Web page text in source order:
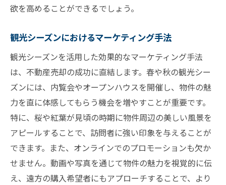
欲を高めることができるでしょう。
観光シーズンにおけるマーケティング手法
観光シーズンを活用した効果的なマーケティング手法
は、不動産売却の成功に直結します。春や秋の観光シー
ズンには、内覧会やオープンハウスを開催し、物件の魅
力を直に体感してもらう機会を増やすことが重要です。
特に、桜や紅葉が見頃の時期に物件周辺の美しい風景を
アピールすることで、訪問者に強い印象を与えることが
できます。また、オンラインでのプロモーションも欠か
せません。動画や写真を通じて物件の魅力を視覚的に伝
え、遠方の購入希望者にもアプローチすることで、より